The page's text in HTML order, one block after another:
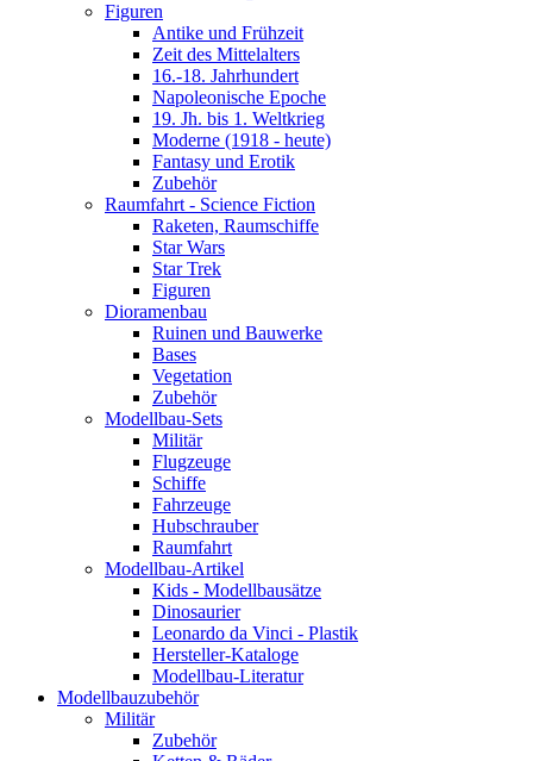
Figuren
Antike und Frühzeit
Zeit des Mittelalters
16.-18. Jahrhundert
Napoleonische Epoche
19. Jh. bis 1. Weltkrieg
Moderne (1918 - heute)
Fantasy und Erotik
Zubehör
Raumfahrt - Science Fiction
Raketen, Raumschiffe
Star Wars
Star Trek
Figuren
Dioramenbau
Ruinen und Bauwerke
Bases
Vegetation
Zubehör
Modellbau-Sets
Militär
Flugzeuge
Schiffe
Fahrzeuge
Hubschrauber
Raumfahrt
Modellbau-Artikel
Kids - Modellbausätze
Dinosaurier
Leonardo da Vinci - Plastik
Hersteller-Kataloge
Modellbau-Literatur
Modellbauzubehör
Militär
Zubehör